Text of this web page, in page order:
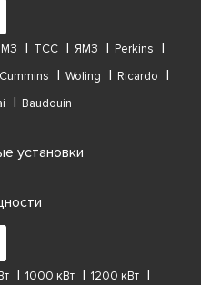
ТСС ЯМЗ
Perkins
Cummins Woling
Ricardo
Baudouin
установки
1000 кВт
1200 кВт